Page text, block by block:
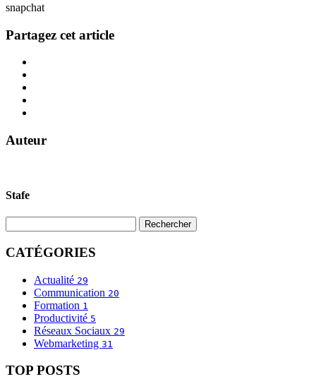
snapchat
Partagez cet article
Auteur
Stafe
CATÉGORIES
Actualité 29
Communication 20
Formation 1
Productivité 5
Réseaux Sociaux 29
Webmarketing 31
TOP POSTS